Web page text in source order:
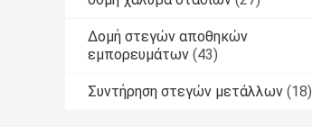
Δομή στεγών αποθηκών
εμπορευμάτων (43)
Συντήρηση στεγών μετάλλων (18)